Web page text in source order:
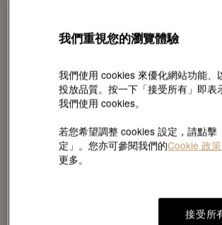
勞力士
Explorer 36
蠔式，36毫米，蠔式鋼
我們重視您的瀏覽體驗
我們使用 cookies 來優化網站功能、
投放品質。按一下「接受所有」即表
我們使用 cookies。
若您希望調整 cookies 設定，請點擊
定」。您亦可參閱我們的Cookie 政策
更多。
接受所